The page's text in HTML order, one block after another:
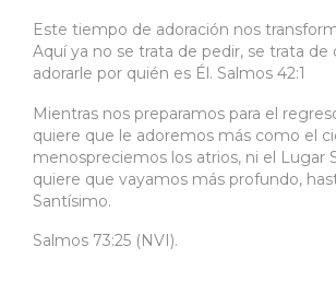
Este tiempo de adoración nos
Aquí ya no se trata de pedir, se trata de
adorarle por quién es Él. Salmos 42:1
Mientras nos preparamos para el
quiere que le adoremos más como el
menospreciemos los atrios, ni el Lugar
quiere que vayamos más profundo,
Santísimo.
Salmos 73:25 (NVI).